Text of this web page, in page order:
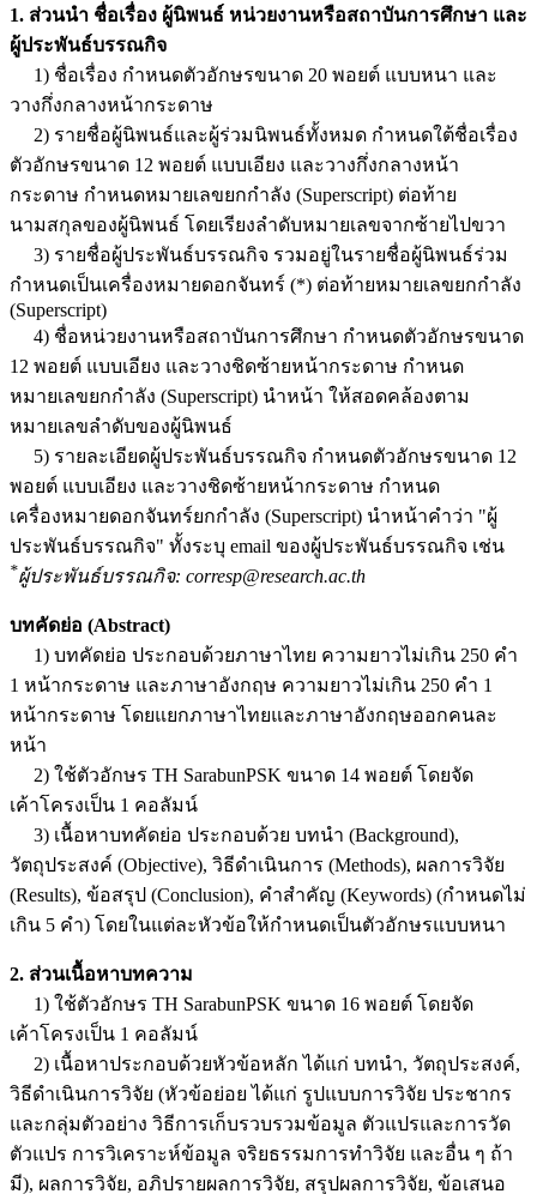
1. ส่วนนำ ชื่อเรื่อง ผู้นิพนธ์ หน่วยงานหรือสถาบันการศึกษา และ
ผู้ประพันธ์บรรณกิจ
1) ชื่อเรื่อง กำหนดตัวอักษรขนาด 20 พอยต์ แบบหนา และ
วางกึ่งกลางหน้ากระดาษ
2) รายชื่อผู้นิพนธ์และผู้ร่วมนิพนธ์ทั้งหมด กำหนดใต้ชื่อเรื่อง
ตัวอักษรขนาด 12 พอยต์ แบบเอียง และวางกึ่งกลางหน้า
กระดาษ กำหนดหมายเลขยกกำลัง (Superscript) ต่อท้าย
นามสกุลของผู้นิพนธ์ โดยเรียงลำดับหมายเลขจากซ้ายไปขวา
3) รายชื่อผู้ประพันธ์บรรณกิจ รวมอยู่ในรายชื่อผู้นิพนธ์ร่วม
กำหนดเป็นเครื่องหมายดอกจันทร์ (*) ต่อท้ายหมายเลขยกกำลัง
(Superscript)
4) ชื่อหน่วยงานหรือสถาบันการศึกษา กำหนดตัวอักษรขนาด
12 พอยต์ แบบเอียง และวางชิดซ้ายหน้ากระดาษ กำหนด
หมายเลขยกกำลัง (Superscript) นำหน้า ให้สอดคล้องตาม
หมายเลขลำดับของผู้นิพนธ์
5) รายละเอียดผู้ประพันธ์บรรณกิจ กำหนดตัวอักษรขนาด 12
พอยต์ แบบเอียง และวางชิดซ้ายหน้ากระดาษ กำหนด
เครื่องหมายดอกจันทร์ยกกำลัง (Superscript) นำหน้าคำว่า "ผู้
ประพันธ์บรรณกิจ" ทั้งระบุ email ของผู้ประพันธ์บรรณกิจ เช่น
*ผู้ประพันธ์บรรณกิจ: corresp@research.ac.th
บทคัดย่อ (Abstract)
1) บทคัดย่อ ประกอบด้วยภาษาไทย ความยาวไม่เกิน 250 คำ
1 หน้ากระดาษ และภาษาอังกฤษ ความยาวไม่เกิน 250 คำ 1
หน้ากระดาษ โดยแยกภาษาไทยและภาษาอังกฤษออกคนละ
หน้า
2) ใช้ตัวอักษร TH SarabunPSK ขนาด 14 พอยต์ โดยจัด
เค้าโครงเป็น 1 คอลัมน์
3) เนื้อหาบทคัดย่อ ประกอบด้วย บทนำ (Background),
วัตถุประสงค์ (Objective), วิธีดำเนินการ (Methods), ผลการวิจัย
(Results), ข้อสรุป (Conclusion), คำสำคัญ (Keywords) (กำหนดไม่
เกิน 5 คำ) โดยในแต่ละหัวข้อให้กำหนดเป็นตัวอักษรแบบหนา
2. ส่วนเนื้อหาบทความ
1) ใช้ตัวอักษร TH SarabunPSK ขนาด 16 พอยต์ โดยจัด
เค้าโครงเป็น 1 คอลัมน์
2) เนื้อหาประกอบด้วยหัวข้อหลัก ได้แก่ บทนำ, วัตถุประสงค์,
วิธีดำเนินการวิจัย (หัวข้อย่อย ได้แก่ รูปแบบการวิจัย ประชากร
และกลุ่มตัวอย่าง วิธีการเก็บรวบรวมข้อมูล ตัวแปรและการวัด
ตัวแปร การวิเคราะห์ข้อมูล จริยธรรมการทำวิจัย และอื่น ๆ ถ้า
มี), ผลการวิจัย, อภิปรายผลการวิจัย, สรุปผลการวิจัย, ข้อเสนอ